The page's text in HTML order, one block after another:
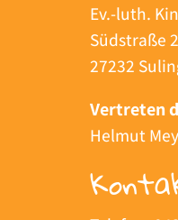
Ev.-luth.
Südstraße
27232
Vertreten
Helmut